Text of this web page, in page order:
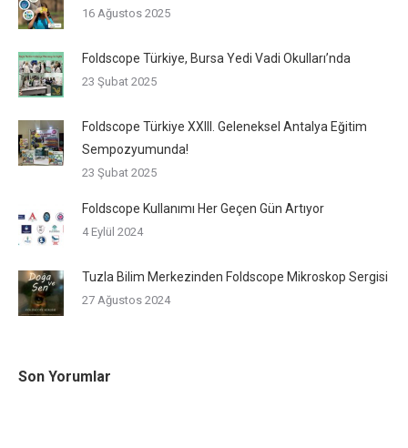
16 Ağustos 2025
Foldscope Türkiye, Bursa Yedi Vadi Okulları’nda
23 Şubat 2025
Foldscope Türkiye XXIII. Geleneksel Antalya Eğitim
Sempozyumunda!
23 Şubat 2025
Foldscope Kullanımı Her Geçen Gün Artıyor
4 Eylül 2024
Tuzla Bilim Merkezinden Foldscope Mikroskop Sergisi
27 Ağustos 2024
Son Yorumlar